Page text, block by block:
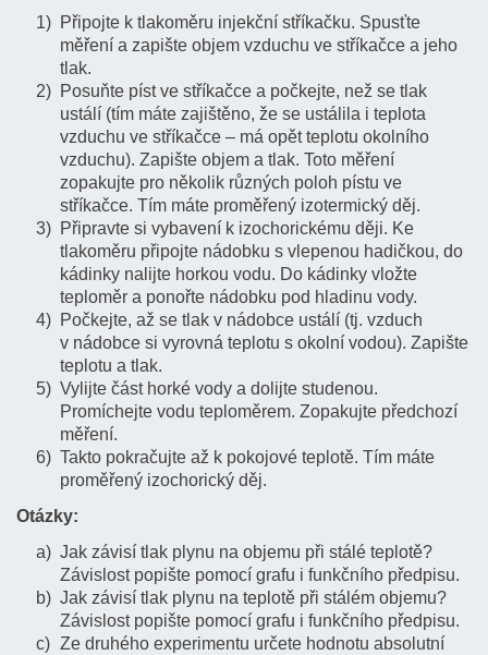
Připojte k tlakoměru injekční stříkačku. Spusťte
měření a zapište objem vzduchu ve stříkačce a jeho
tlak.
Posuňte píst ve stříkačce a počkejte, než se tlak
ustálí (tím máte zajištěno, že se ustálila i teplota
vzduchu ve stříkačce – má opět teplotu okolního
vzduchu). Zapište objem a tlak. Toto měření
zopakujte pro několik různých poloh pístu ve
stříkačce. Tím máte proměřený izotermický děj.
Připravte si vybavení k izochorickému ději. Ke
tlakoměru připojte nádobku s vlepenou hadičkou, do
kádinky nalijte horkou vodu. Do kádinky vložte
teploměr a ponořte nádobku pod hladinu vody.
Počkejte, až se tlak v nádobce ustálí (tj. vzduch
v nádobce si vyrovná teplotu s okolní vodou). Zapište
teplotu a tlak.
Vylijte část horké vody a dolijte studenou.
Promíchejte vodu teploměrem. Zopakujte předchozí
měření.
Takto pokračujte až k pokojové teplotě. Tím máte
proměřený izochorický děj.
Otázky:
Jak závisí tlak plynu na objemu při stálé teplotě?
Závislost popište pomocí grafu i funkčního předpisu.
Jak závisí tlak plynu na teplotě při stálém objemu?
Závislost popište pomocí grafu i funkčního předpisu.
Ze druhého experimentu určete hodnotu absolutní